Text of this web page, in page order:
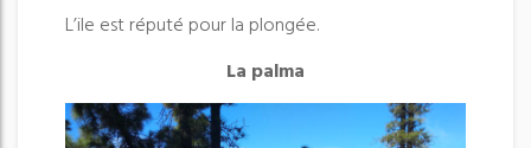
L’ile est réputé pour la plongée.
La palma